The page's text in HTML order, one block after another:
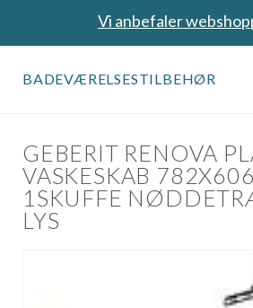
Vi anbefaler
BADEVÆRELSESTILBEHØR
GEBERIT RENOVA
VASKESKAB
1SKUFFE
LYS